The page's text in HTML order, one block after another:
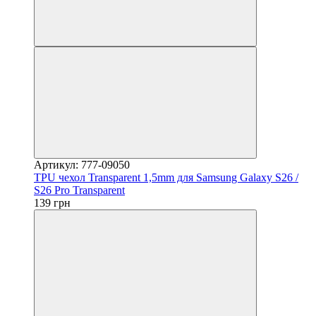
Артикул: 777-09050
TPU чехол Transparent 1,5mm для Samsung Galaxy S26 /
S26 Pro Transparent
139 грн